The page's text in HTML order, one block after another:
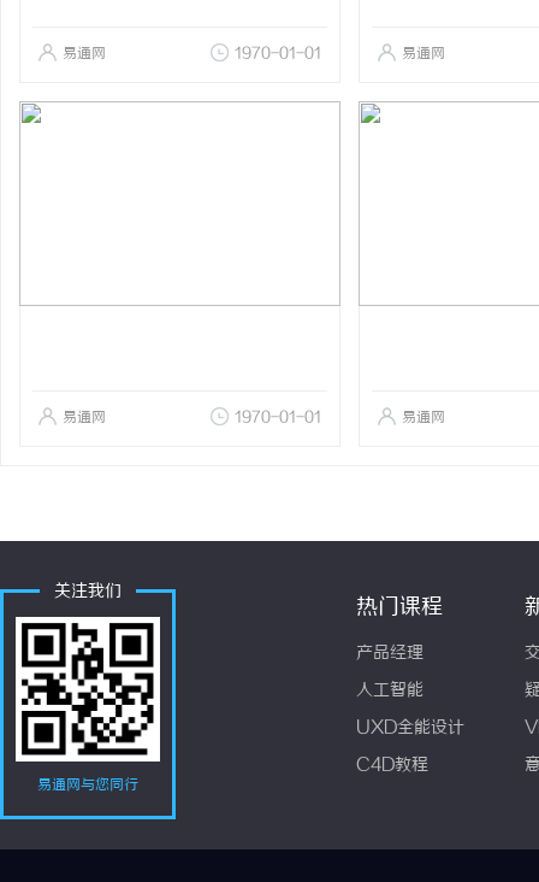
易通网 1970-01-01 易通网
易通网 1970-01-01 易通网
关注我们
易通网与您同行
热门课程
产品经理
人工智能
UXD全能设计
C4D教程